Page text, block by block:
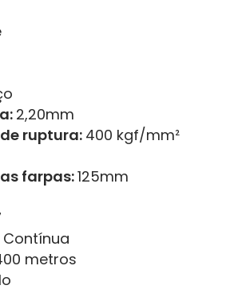
2,20mm
ruptura: 400 kgf/mm²
farpas:125mm
Contínua
metros